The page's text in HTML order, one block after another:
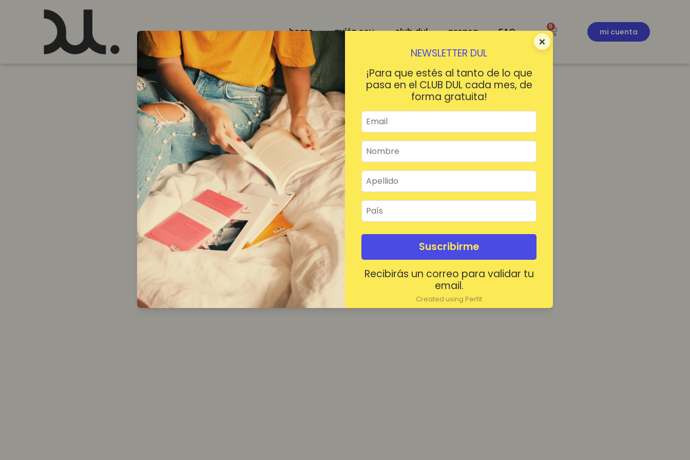
×
NEWSLETTER DUL
¡Para que estés al tanto de lo que
pasa en el CLUB DUL cada mes, de
forma gratuita!
Suscribirme
Recibirás un correo para validar tu
email.
Created using Perfit
home quién soy club dul prensa FAQ 0
mi cuenta
¡HOLA!
Mantenerme conectado ¿Contraseña olvidada?
Acceder